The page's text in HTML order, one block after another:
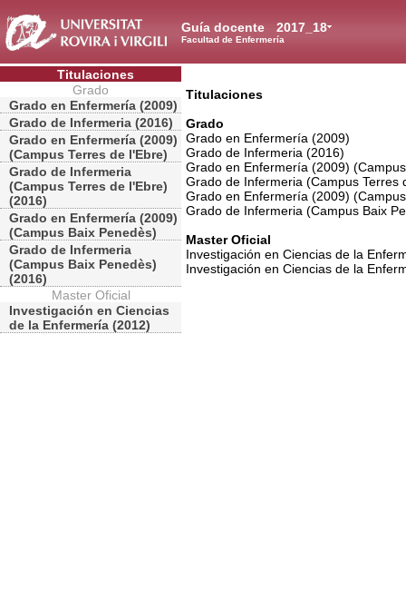
2017_18
Guía docente
Facultad de Enfermería
Titulaciones
Grado
Grado en Enfermería (2009)
Grado de Infermeria (2016)
Grado en Enfermería (2009)
(Campus Terres de l'Ebre)
Grado de Infermeria
(Campus Terres de l'Ebre)
(2016)
Grado en Enfermería (2009)
(Campus Baix Penedès)
Grado de Infermeria
(Campus Baix Penedès)
(2016)
Master Oficial
Investigación en Ciencias
de la Enfermería (2012)
Titulaciones
Grado
Grado en Enfermería (2009)
Grado de Infermeria (2016)
Grado en Enfermería (2009)
Grado de Infermeria (Campus Terres
Grado en Enfermería (2009)
Grado de Infermeria (Campus Baix
Master Oficial
Investigación en Ciencias de la
Investigación en Ciencias de la